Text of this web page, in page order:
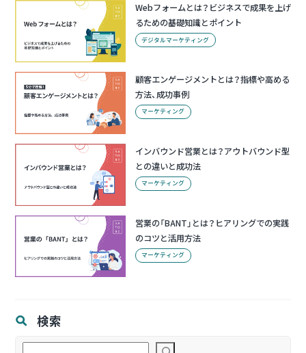
Webフォームとは？ビジネスで成果を上げ
るための基礎知識とポイント
デジタルマーケティング
顧客エンゲージメントとは？指標や高める
方法、成功事例
マーケティング
インバウンド営業とは？アウトバウンド型
との違いと成功法
マーケティング
営業の「BANT」とは？ヒアリングでの実践
のコツと活用方法
マーケティング
検索
検